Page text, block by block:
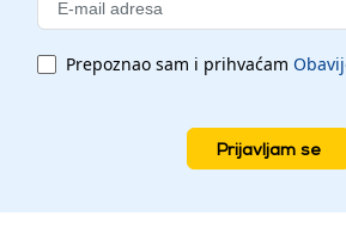
Prepoznao sam i prihvaćam
Prijavljam se